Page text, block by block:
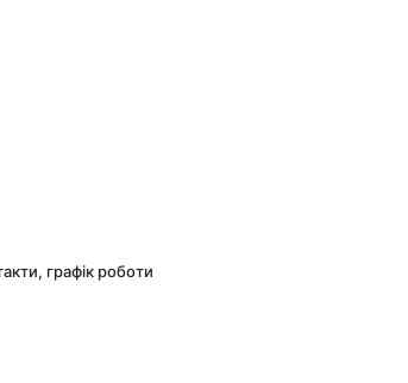
графік роботи